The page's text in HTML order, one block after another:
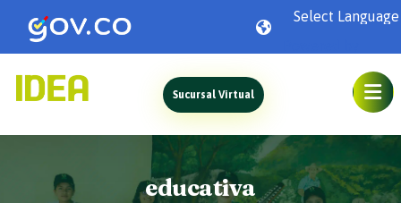
Sucursal Virtual
educativa